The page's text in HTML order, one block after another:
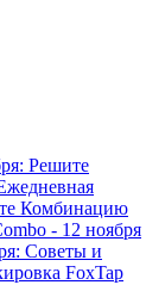
Решите
Комбинацию
- 12 ноября
Советы и
FoxTap